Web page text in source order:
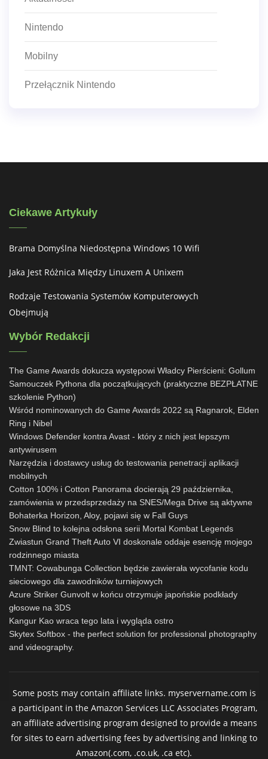
Nintendo
Mobilny
Przełącznik Nintendo
Ciekawe Artykuły
Brama Domyślna Niedostępna Windows 10 Wifi
Jaka Jest Różnica Między Linuxem A Unixem
Rodzaje Testowania Systemów Komputerowych
Obejmują
Wybór Redakcji
The Game Awards dokucza występowi Władcy Pierścieni: Gollum
Samouczek Pythona dla początkujących (praktyczne BEZPŁATNE
szkolenie Python)
Wśród nominowanych do Game Awards 2022 są Ragnarok, Elden
Ring i Nibel
Windows Defender kontra Avast - który z nich jest lepszym
antywirusem
Narzędzia i dostawcy usług do testowania penetracji aplikacji
mobilnych
Cotton 100% i Cotton Panorama docierają 29 października,
zamówienia w przedsprzedaży na SNES/Mega Drive są aktywne
Bohaterka Horizon, Aloy, pojawi się w Fall Guys
Snow Blind to kolejna odsłona serii Mortal Kombat Legends
Zwiastun Grand Theft Auto VI doskonale oddaje esencję mojego
rodzinnego miasta
TMNT: Cowabunga Collection będzie zawierała wycofanie kodu
sieciowego dla zawodników turniejowych
Azure Striker Gunvolt w końcu otrzymuje japońskie podkłady
głosowe na 3DS
Kangur Kao wraca tego lata i wygląda ostro
Skytex Softbox - the perfect solution for professional photography
and videography.
Some posts may contain affiliate links. myservername.com is
a participant in the Amazon Services LLC Associates Program,
an affiliate advertising program designed to provide a means
for sites to earn advertising fees by advertising and linking to
Amazon(.com, .co.uk, .ca etc).